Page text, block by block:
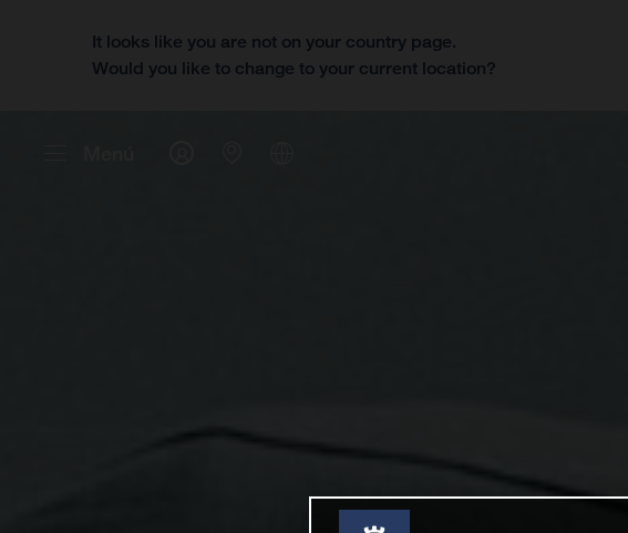
It looks like you are not on your country page.
Would you like to change to your current location?